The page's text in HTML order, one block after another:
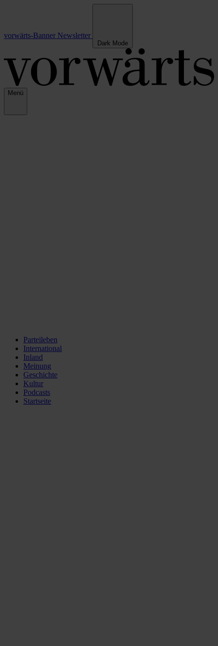
vorwärts-Banner Newsletter
Dark Mode
Menü
Parteileben
International
Inland
Meinung
Geschichte
Kultur
Podcasts
Startseite